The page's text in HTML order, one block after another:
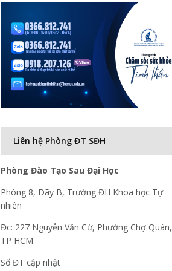
Liên hệ Phòng ĐT SĐH
Phòng Đào Tạo Sau Đại Học
Phòng 8, Dãy B, Trường ĐH Khoa học Tự
nhiên
Đc: 227 Nguyễn Văn Cừ, Phường Chợ Quán,
TP HCM
Số ĐT cập nhật